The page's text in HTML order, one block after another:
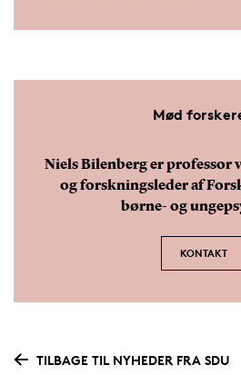
Mød
Niels Bilenberg er professor
og forskningsleder af
børne- og
KONTAKT
TILBAGE TIL NYHEDER FRA SDU